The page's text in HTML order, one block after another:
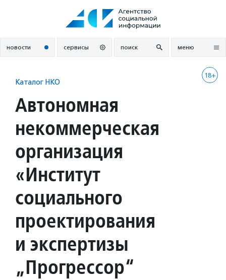
новости сервисы поиск меню
18+
Каталог НКО
Автономная
некоммерческая
организация
«Институт
социального
проектирования
и экспертизы
„Прогрессор“